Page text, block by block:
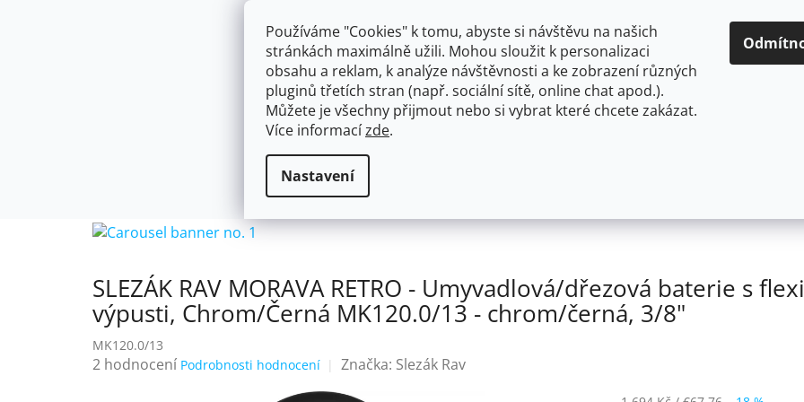
Používáme "Cookies" k tomu, abyste si návštěvu na našich
stránkách maximálně užili. Mohou sloužit k personalizaci
obsahu a reklam, k analýze návštěvnosti a ke zobrazení různých
pluginů třetích stran (např. sociální sítě, online chat apod.).
Můžete je všechny přijmout nebo si vybrat které chcete zakázat.
Více informacízde.
Nastavení
HLEDAT
NÁSTĚNNÉ 150/100MM SE SPRCHOU
SLEZÁK RAV MORAVA RETRO - Umyvadlová/dřezová baterie s flexibilním
chrom/černá, 3/8"
SLEZÁK RAV MORAVA RETRO - Umyvadlová/dřezová baterie s
výpusti, Chrom/Černá MK120.0/13 - chrom/černá, 3/8"
MK120.0/13
Průměrné
2 hodnocení Podrobnosti hodnocení Značka: Slezák Rav